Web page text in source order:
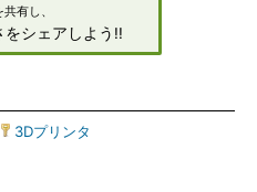
有し、
をシェアしよう!!
3Dプリンタ